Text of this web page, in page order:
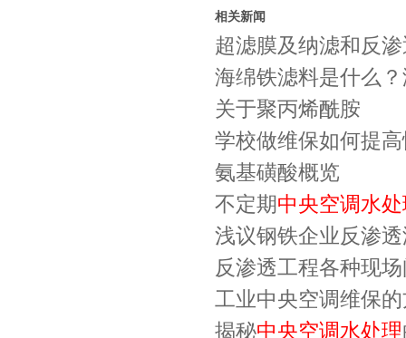
相关新闻
超滤膜及纳滤和反
海绵铁滤料是什么
关于聚丙烯酰胺
学校做维保如何提
氨基磺酸概览
不定期中央空调水
浅议钢铁企业反渗
反渗透工程各种现
工业中央空调维保
揭秘中央空调水处理